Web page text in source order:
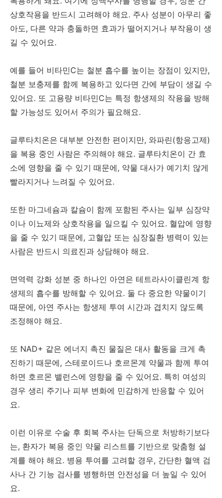
상호작용을 반드시 고려해야 해요. 주사 성분이 아무리 좋
아도, 다른 약과 충돌하면 효과가 떨어지거나 부작용이 생
길 수 있어요.
예를 들어 비타민C는 철분 흡수를 높이는 장점이 있지만,
철분 보충제를 함께 복용하고 있다면 간에 부담이 생길 수
있어요. 또 고용량 비타민C는 특정 항생제의 작용을 방해
할 가능성도 있어서 주의가 필요해요.
글루타치온은 대부분 안전한 편이지만, 와파린(항응고제)
을 복용 중인 사람은 주의해야 해요. 글루타치온이 간 효
소에 영향을 줄 수 있기 때문에, 약물 대사가 예기치 않게
빨라지거나 느려질 수 있어요.
또한 마그네슘과 칼슘이 함께 포함된 주사는 일부 심장약
이나 이뇨제와 상호작용을 일으킬 수 있어요. 혈압에 영향
을 줄 수 있기 때문에, 고혈압 또는 심장질환 병력이 있는
사람은 반드시 의료진과 상담해야 해요.
면역력 강화 성분 중 하나인 아연은 테트라사이클린계 항
생제의 흡수를 방해할 수 있어요. 둘 다 중요한 약물이기
때문에, 아연 주사는 항생제 투여 시간과 겹치지 않도록
조정해야 해요.
또 NAD+ 같은 에너지 촉진 물질은 대사 활동을 크게 촉
진하기 때문에, 스테로이드나 호르몬계 약물과 함께 투여
하면 호르몬 밸런스에 영향을 줄 수 있어요. 특히 여성의
경우 생리 주기나 피부 변화에 민감하게 반응할 수 있어
요.
이런 이유로 수술 후 회복 주사는 단독으로 처방하기보다
는, 환자가 복용 중인 약물 리스트를 기반으로 맞춤형 설
계를 해야 해요. 병용 투여를 고려할 경우, 간단한 혈액 검
사나 간 기능 검사를 병행하면 안전성을 더 높일 수 있어
요.